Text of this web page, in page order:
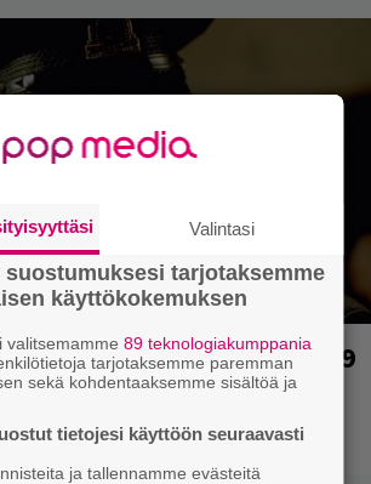
Loistoleffa vuodelta 1999
ja Tom Hanks laadun
Valintasi
suostumuksesi tarjotaksemme
käyttökokemuksen
valitsemamme89 teknologiakumppania
tarjotaksemme paremman
sekä kohdentaaksemme sisältöä ja
tietojesi käyttöön seuraavasti
ja tallennamme evästeitä